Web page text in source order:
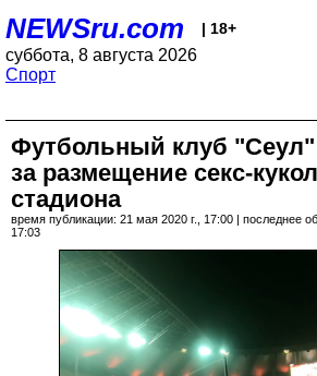
NEWSru.com | 18+
суббота, 8 августа 2026
Спорт
Футбольный клуб
за размещение секс-
стадиона
время публикации: 21 мая 2020 г., 17:00 | последнее
17:03